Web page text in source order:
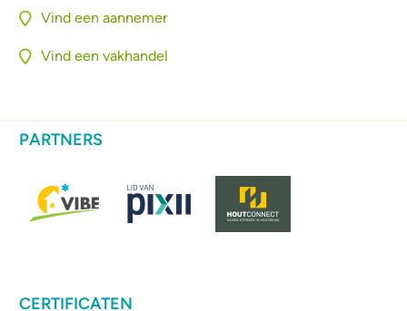
Vind een aannemer
Vind een vakhandel
PARTNERS
CERTIFICATEN